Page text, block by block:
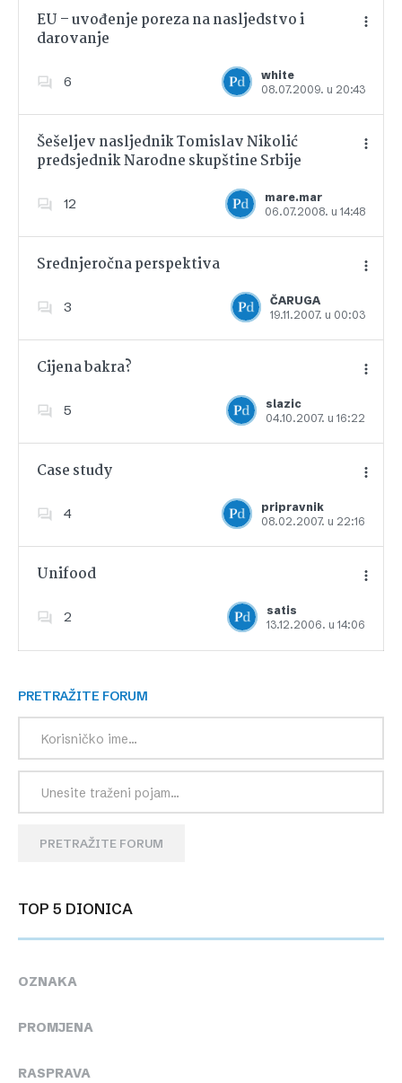
EU – uvođenje poreza na nasljedstvo i
darovanje
6
white
08.07.2009. u 20:43
Dodajte u favorite
Šešeljev nasljednik Tomislav Nikolić
predsjednik Narodne skupštine Srbije
12
mare.mar
06.07.2008. u 14:48
Dodajte u favorite
Srednjeročna perspektiva
3
ČARUGA
19.11.2007. u 00:03
Dodajte u favorite
Cijena bakra?
5
slazic
04.10.2007. u 16:22
Dodajte u favorite
Case study
4
pripravnik
08.02.2007. u 22:16
Dodajte u favorite
Unifood
2
satis
13.12.2006. u 14:06
Dodajte u favorite
PRETRAŽITE FORUM
PRETRAŽITE FORUM
TOP 5 DIONICA
OZNAKA
PROMJENA
RASPRAVA